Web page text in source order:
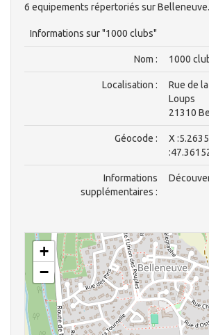
6 equipements répertoriés sur Belleneuve.
Informations sur "1000 clubs"
Nom : 1000
Localisation :
Rue de
Loups
21310
Géocode :
X
Informations
supplémentaires :
+
−